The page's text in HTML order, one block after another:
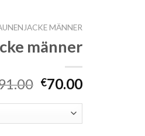
MÄNNER
männer
€70.00